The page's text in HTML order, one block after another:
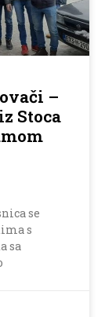
–
Stoca
se
s
sa